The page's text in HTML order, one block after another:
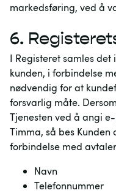
markedsføring, ved å
6.
I Registeret samles
kunden, i forbindelse
nødvendig for at
forsvarlig måte.
Tjenesten ved å angi
Timma, så bes
forbindelse med
Navn
Telefonnummer